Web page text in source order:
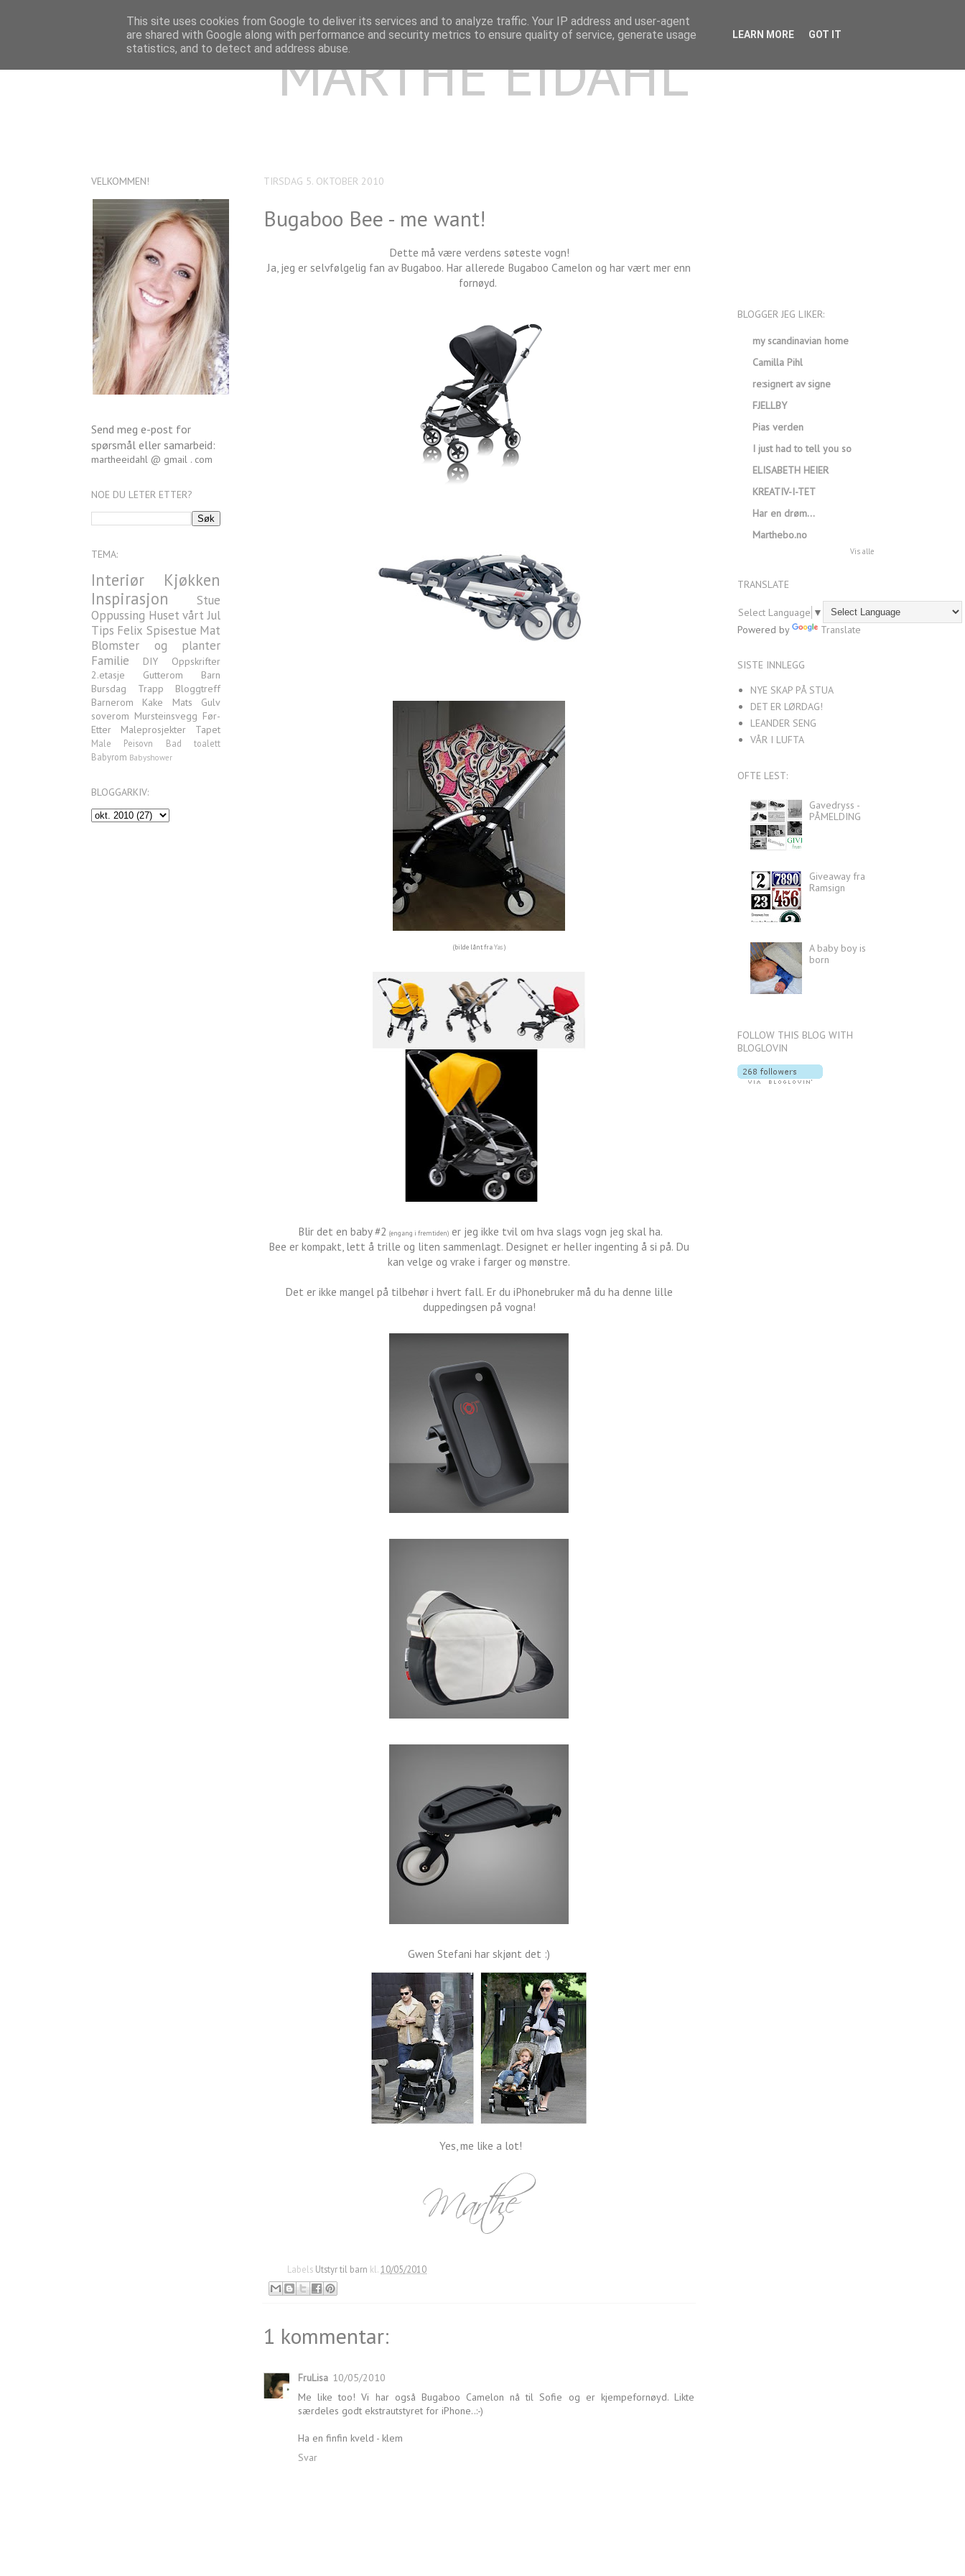
MARTHE EIDAHL
TIRSDAG 5. OKTOBER 2010
Bugaboo Bee - me want!
Dette må være verdens søteste vogn!
Ja, jeg er selvfølgelig fan av Bugaboo. Har allerede Bugaboo Camelon og har vært mer enn
fornøyd.
(bilde lånt fraYas)
Blir det en baby #2 (engang i fremtiden) er jeg ikke tvil om hva slags vogn jeg skal ha.
Bee er kompakt, lett å trille og liten sammenlagt. Designet er heller ingenting å si på. Du
kan velge og vrake i farger og mønstre.
Det er ikke mangel på tilbehør i hvert fall. Er du iPhonebruker må du ha denne lille
duppedingsen på vogna!
Gwen Stefani har skjønt det :)
Yes, me like a lot!
Labels Utstyr til barn kl.10/05/2010
1 kommentar:
FruLisa 10/05/2010
Me like too! Vi har også Bugaboo Camelon nå til Sofie og er kjempefornøyd. Likte
særdeles godt ekstrautstyret for iPhone..:-)
Ha en finfin kveld - klem
Svar
VELKOMMEN!
Send meg e-post for
spørsmål eller samarbeid:
martheeidahl @ gmail . com
NOE DU LETER ETTER?
TEMA:
Interiør
Kjøkken
Inspirasjon
Stue
Oppussing Huset vårt Jul
Tips Felix Spisestue Mat
Blomster og planter
Familie
DIY
Oppskrifter
2.etasje
Gutterom
Barn
Bursdag
Trapp
Bloggtreff
Barnerom
Kake Mats
Gulv
soverom Mursteinsvegg Før-
Etter
Maleprosjekter Tapet
Male Peisovn Bad
toalett
Babyrom Babyshower
BLOGGARKIV:
BLOGGER JEG LIKER:
my scandinavian home
Camilla Pihl
re:signert av signe
FJELLBY
Pias verden
I just had to tell you so
ELISABETH HEIER
KREATIV-I-TET
Har en drøm…
Marthebo.no
Vis alle
TRANSLATE
Select Language ▼
Powered by
Translate
SISTE INNLEGG
NYE SKAP PÅ STUA
DET ER LØRDAG!
LEANDER SENG
VÅR I LUFTA
OFTE LEST:
Gavedryss -
PÅMELDING
Giveaway fra
Ramsign
A baby boy is
born
FOLLOW THIS BLOG WITH
BLOGLOVIN
This site uses cookies from Google to deliver its services and to analyze traffic. Your IP address and user-agent
are shared with Google along with performance and security metrics to ensure quality of service, generate usage
statistics, and to detect and address abuse.
LEARN MORE GOT IT